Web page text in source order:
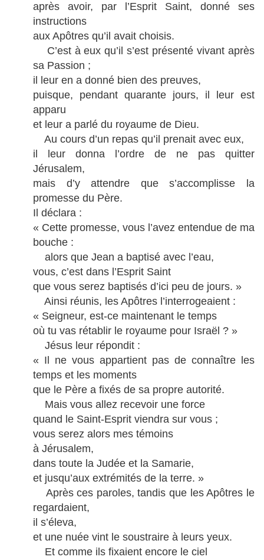
après avoir, par l’Esprit Saint, donné ses
instructions
aux Apôtres qu’il avait choisis.
C’est à eux qu’il s’est présenté vivant après
sa Passion ;
il leur en a donné bien des preuves,
puisque, pendant quarante jours, il leur est
apparu
et leur a parlé du royaume de Dieu.
Au cours d’un repas qu’il prenait avec eux,
il leur donna l’ordre de ne pas quitter
Jérusalem,
mais d’y attendre que s’accomplisse la
promesse du Père.
Il déclara :
« Cette promesse, vous l’avez entendue de ma
bouche :
alors que Jean a baptisé avec l’eau,
vous, c’est dans l’Esprit Saint
que vous serez baptisés d’ici peu de jours. »
Ainsi réunis, les Apôtres l’interrogeaient :
« Seigneur, est-ce maintenant le temps
où tu vas rétablir le royaume pour Israël ? »
Jésus leur répondit :
« Il ne vous appartient pas de connaître les
temps et les moments
que le Père a fixés de sa propre autorité.
Mais vous allez recevoir une force
quand le Saint-Esprit viendra sur vous ;
vous serez alors mes témoins
à Jérusalem,
dans toute la Judée et la Samarie,
et jusqu’aux extrémités de la terre. »
Après ces paroles, tandis que les Apôtres le
regardaient,
il s’éleva,
et une nuée vint le soustraire à leurs yeux.
Et comme ils fixaient encore le ciel